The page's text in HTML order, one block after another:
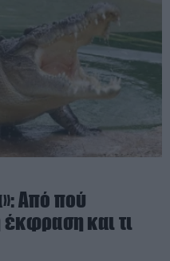
Από πού
και τι